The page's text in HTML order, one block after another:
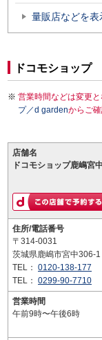
量販店などを表
ドコモショップ
営業時間などは変更
プ／d gardenからご確
店舗名
ドコモショップ鹿嶋宮
住所/電話番号
〒314-0031
茨城県鹿嶋市宮中306-1
TEL： 0120-138-177
TEL： 0299-90-7710
営業時間
午前9時〜午後6時